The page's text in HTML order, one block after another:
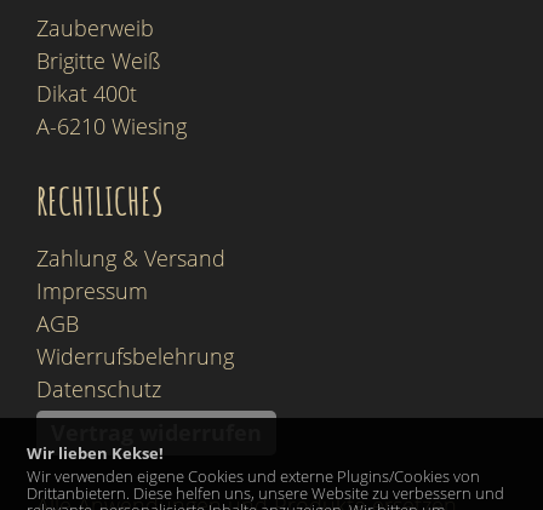
Zauberweib
Brigitte Weiß
Dikat 400t
A-6210 Wiesing
RECHTLICHES
Zahlung & Versand
Impressum
AGB
Widerrufsbelehrung
Datenschutz
Wir lieben Kekse!
Wir verwenden eigene Cookies und externe Plugins/Cookies von
Drittanbietern. Diese helfen uns, unsere Website zu verbessern und